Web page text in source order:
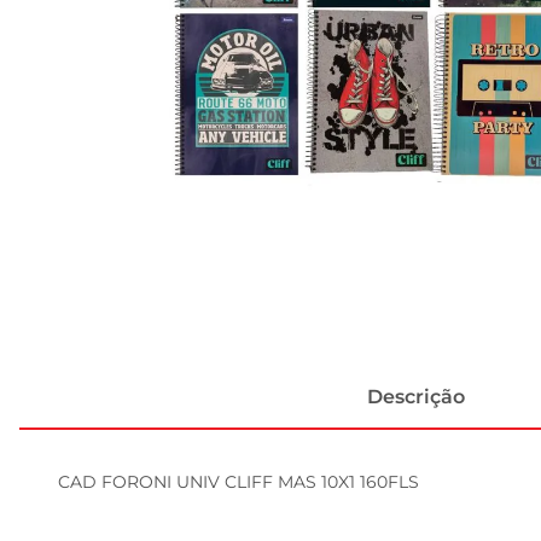
Descrição
CAD FORONI UNIV CLIFF MAS 10X1 160FLS